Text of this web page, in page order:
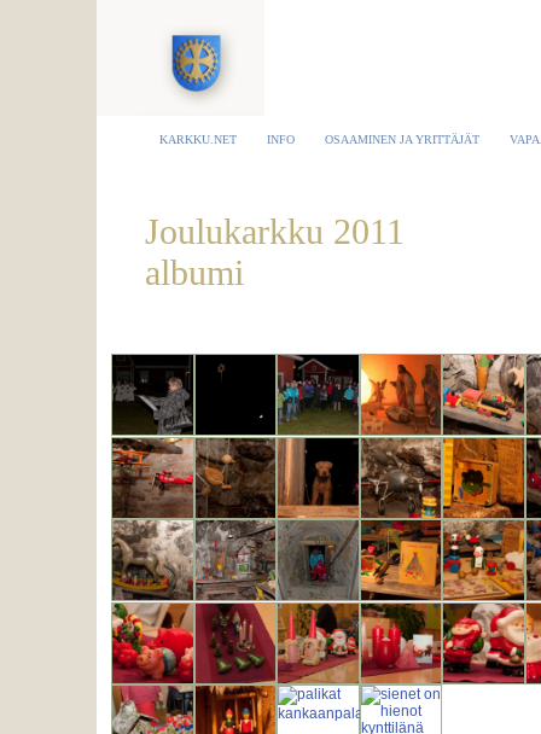
KARKKU.NET INFO OSAAMINEN JA YRITTÄJÄT
Joulukarkku 2011
albumi